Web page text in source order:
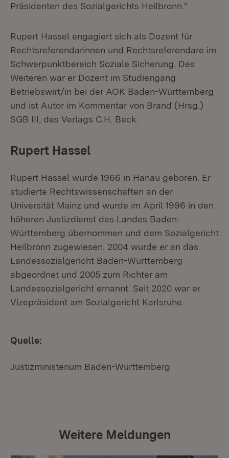
Präsidenten des Sozialgerichts Heilbronn.“
Rupert Hassel engagiert sich als Dozent für
Rechtsreferendarinnen und Rechtsreferendare im
Schwerpunktbereich Soziale Sicherung. Des
Weiteren war er Dozent im Studiengang
Betriebswirt/in bei der AOK Baden-Württemberg
und ist Autor im Kommentar von Brand (Hrsg.)
SGB III, des Verlags C.H. Beck.
Rupert Hassel
Rupert Hassel wurde 1966 in Hanau geboren. Er
studierte Rechtswissenschaften an der
Universität Mainz und wurde im April 1996 in den
höheren Justizdienst des Landes Baden-
Württemberg übernommen und dem Sozialgericht
Heilbronn zugewiesen. 2004 wurde er an das
Landessozialgericht Baden-Württemberg
abgeordnet und 2005 zum Richter am
Landessozialgericht ernannt. Seit 2020 war er
Vizepräsident am Sozialgericht Karlsruhe.
Quelle:
Justizministerium Baden-Württemberg
Weitere Meldungen